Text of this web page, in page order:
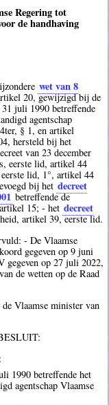
Regering tot
de handhaving
wet van 8
20, gewijzigd bij de
juli 1990 betreffende
agentschap
§ 1, en artikel
hersteld bij het
van 23 december
eerste lid, artikel 44
lid, 1°, artikel 44
bij het decreet
betreffende de
15; - het decreet
artikel 39, eerste lid.
- De Vlaamse
gegeven op 9 juni
gegeven op 27 juli 2022,
de wetten op de Raad
Vlaamse minister van
1990 betreffende het
agentschap Vlaamse